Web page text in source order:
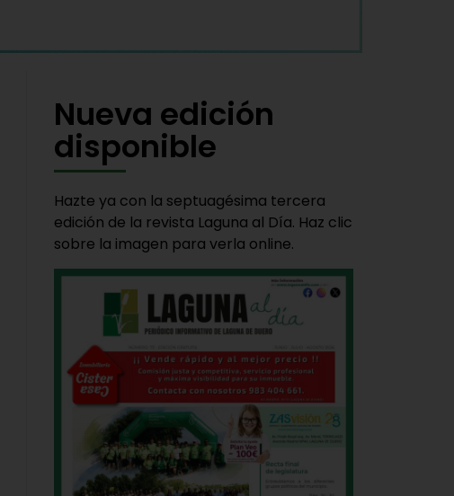
Nueva edición
disponible
Hazte ya con la septuagésima tercera
edición de la revista Laguna al Día. Haz clic
sobre la imagen para verla online.